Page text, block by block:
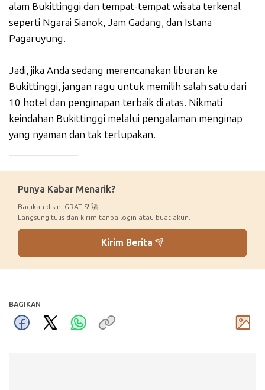
alam Bukittinggi dan tempat-tempat wisata terkenal
seperti Ngarai Sianok, Jam Gadang, dan Istana
Pagaruyung.
Jadi, jika Anda sedang merencanakan liburan ke
Bukittinggi, jangan ragu untuk memilih salah satu dari
10 hotel dan penginapan terbaik di atas. Nikmati
keindahan Bukittinggi melalui pengalaman menginap
yang nyaman dan tak terlupakan.
Punya Kabar Menarik?
Bagikan disini GRATIS! 🚀
Langsung tulis dan kirim tanpa login atau buat akun.
Kirim Berita
BAGIKAN